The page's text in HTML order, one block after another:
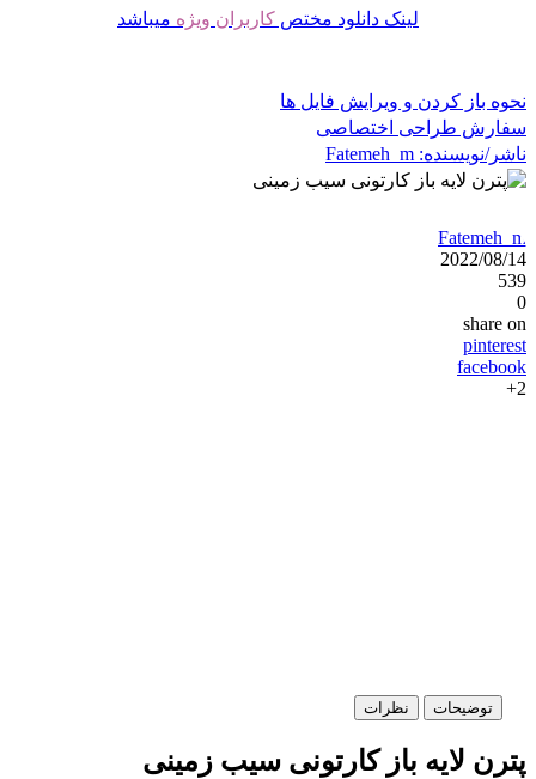
لینک دانلود مختص کاربران ویژه میباشد
نحوه باز کردن و ویرایش فایل ها
سفارش طراحی اختصاصی
ناشر/نویسنده: Fatemeh_m
Fatemeh_m
2022/08/14
539
0
share on
pinterest
facebook
2+
توضیحات نظرات
پترن لایه باز کارتونی سیب زمینی